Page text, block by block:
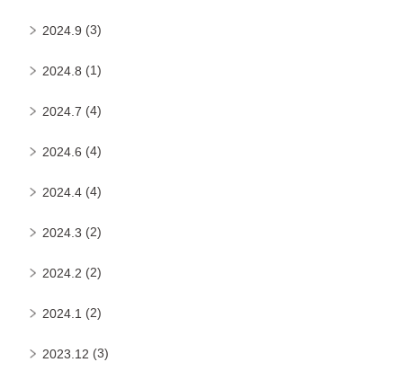
2024.9 (3)
2024.8 (1)
2024.7 (4)
2024.6 (4)
2024.4 (4)
2024.3 (2)
2024.2 (2)
2024.1 (2)
2023.12 (3)